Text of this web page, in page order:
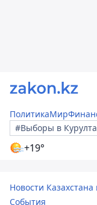
ПолитикаМир
#Выборы в
+19°
Новости
События